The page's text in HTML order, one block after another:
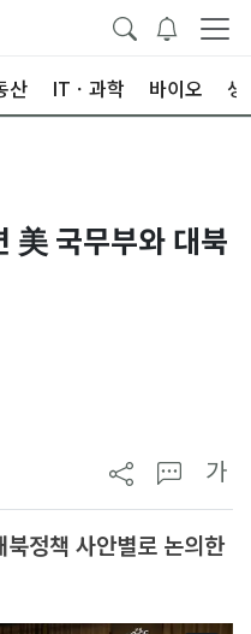
산 ITㆍ과학 바이오 생
美 국무부와 대북
가
정책 사안별로 논의한